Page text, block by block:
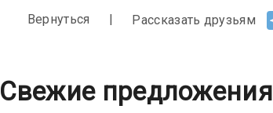
Вернуться Рассказать друзьям
Свежие предложения